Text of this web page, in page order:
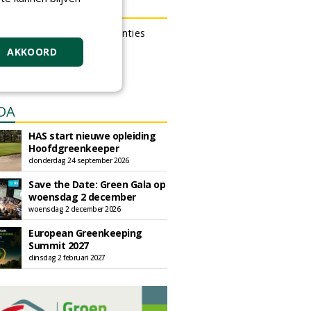
OUTLET
kan gratis kleine advertenties
via zijn eigen account.
gratis advertentie
HAS start nieuwe opleiding
Hoofdgreenkeeper
donderdag 24 september 2026
Save the Date: Green Gala op
woensdag 2 december
woensdag 2 december 2026
European Greenkeeping
Summit 2027
dinsdag 2 februari 2027
AKKOORD